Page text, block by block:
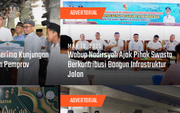
Kunjungan
Pemprov
ADVERTORIAL
MAR 19, 2025
Wabup Nadirsyah Ajak Pihak Swasta
Berkontribusi Bangun Infrastruktur
Jalan
ADVERTORIAL